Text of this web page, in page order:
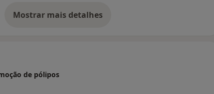
Mostrar mais detalhes
sobre a experiência
de pólipos